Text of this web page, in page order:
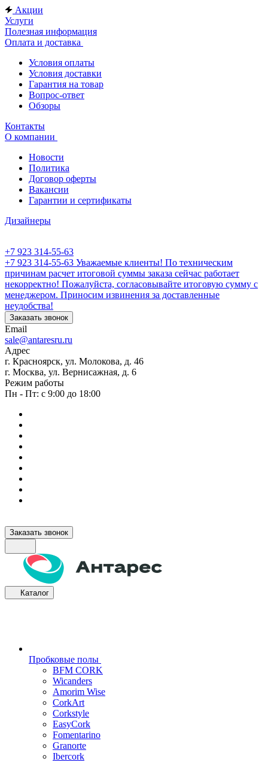
Акции
Услуги
Полезная информация
Оплата и доставка
Условия оплаты
Условия доставки
Гарантия на товар
Вопрос-ответ
Обзоры
Контакты
О компании
Новости
Политика
Договор оферты
Вакансии
Гарантии и сертификаты
Дизайнеры
+7 923 314-55-63
+7 923 314-55-63 Уважаемые клиенты! По техническим
причинам расчет итоговой суммы заказа сейчас работает
некорректно! Пожалуйста, согласовывайте итоговую сумму с
менеджером. Приносим извинения за доставленные
неудобства!
Заказать звонок
Email
sale@antaresru.ru
Адрес
г. Красноярск, ул. Молокова, д. 46
г. Москва, ул. Вернисажная, д. 6
Режим работы
Пн - Пт: с 9:00 до 18:00
Заказать звонок
Каталог
Пробковые полы
BFM CORK
Wicanders
Amorim Wise
CorkArt
Corkstyle
EasyCork
Fomentarino
Granorte
Ibercork